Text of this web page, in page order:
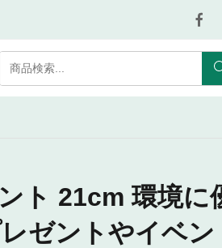
ト 21cm 環境に
ゼントやイベン